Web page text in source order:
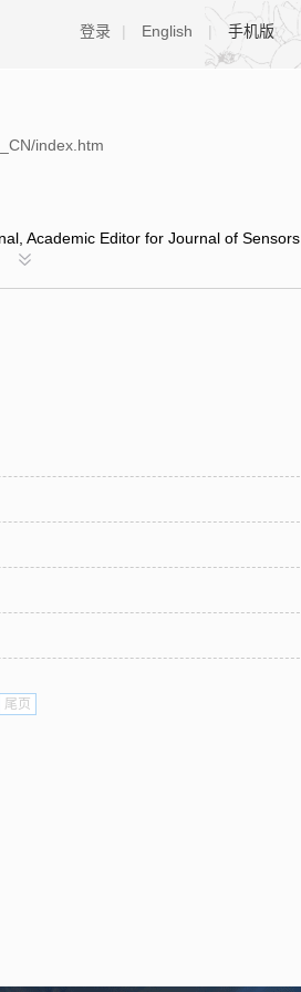
登录 | English | 手机版
index.htm
Academic Editor for Journal of Sensors
尾页